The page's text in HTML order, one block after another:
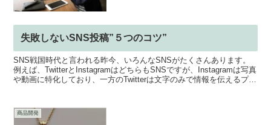
失敗しないSNS投稿”５つのコツ”
SNS戦国時代と言われる昨今、いろんなSNSがたくさんあります。
例えば、TwitterとInstagramはどちらもSNSですが、Instagramは写真
や動画に特化しており、一方のTwitterは文字のみで情報を伝えるプラ
商品開発